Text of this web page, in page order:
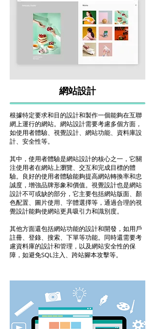
網站設計
根據特定要求和目的設計和製作一個能夠在互聯
網上運行的網站。網站設計需要考慮多個方面，
如使用者體驗、視覺設計、網站功能、資料庫設
計、安全性等。
其中，使用者體驗是網站設計的核心之一，它關
注使用者在網站上瀏覽、交互和完成目標的體
驗。良好的使用者體驗能夠提高網站轉換率和忠
誠度，增強品牌形象和價值。視覺設計也是網站
設計不可或缺的部分，它主要包括網站版面、顏
色配置、圖片使用、字體選擇等，通過合理的視
覺設計能夠使網站更具吸引力和識別度。
其他方面還包括網站功能的設計和開發，如用戶
註冊、登錄、搜索、下單等功能。同時還需要考
慮資料庫的設計和管理，以及網站安全性的保
障，如避免SQL注入、跨站腳本攻擊等。